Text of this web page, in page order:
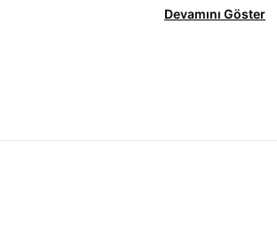
Devamını Göster